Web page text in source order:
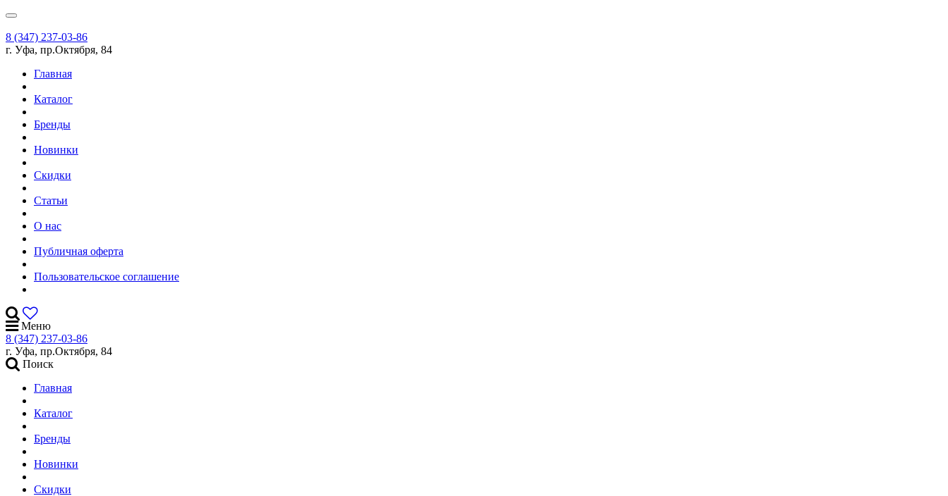
8 (347) 237-03-86
г. Уфа, пр.Октября, 84
Главная
Каталог
Бренды
Новинки
Скидки
Статьи
О нас
Публичная оферта
Пользовательское соглашение
Меню
8 (347) 237-03-86
г. Уфа, пр.Октября, 84
Поиск
Главная
Каталог
Бренды
Новинки
Скидки